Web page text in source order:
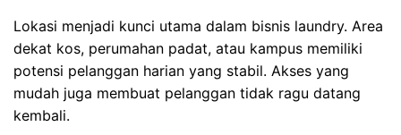
Lokasi menjadi kunci utama dalam bisnis laundry. Area
dekat kos, perumahan padat, atau kampus memiliki
potensi pelanggan harian yang stabil. Akses yang
mudah juga membuat pelanggan tidak ragu datang
kembali.